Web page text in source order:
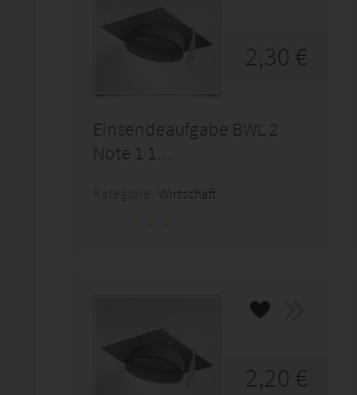
2,30 €
Einsendeaufgabe BWL 2
Note 1 1...
Wirtschaft
2,20 €